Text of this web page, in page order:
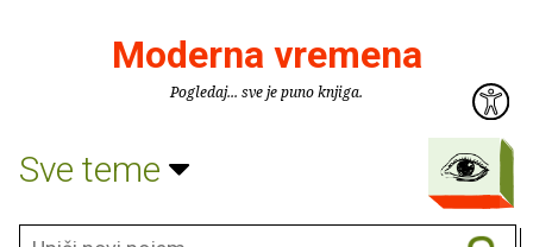
Moderna vremena
Pogledaj... sve je puno knjiga.
Sve teme